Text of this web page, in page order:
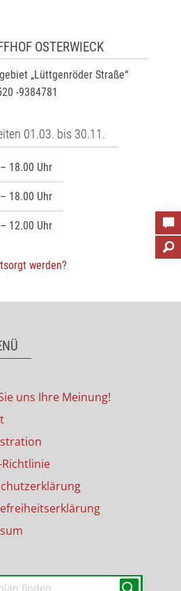
OSTERWIECK
„Lüttgenröder Straße“
-9384781
01.03. bis 30.11.
18.00 Uhr
18.00 Uhr
12.00 Uhr
werden?
uns Ihre Meinung!
Richtlinie